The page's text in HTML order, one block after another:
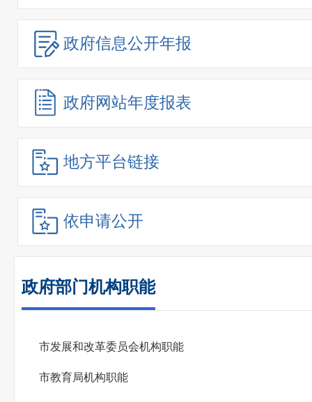
政府信息公开年报
政府网站年度报表
地方平台链接
依申请公开
政府部门机构职能
市发展和改革委员会机构职能
市教育局机构职能